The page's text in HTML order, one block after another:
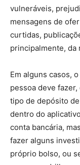
vulneráveis,
mensagens de
curtidas,
principalmente, da
Em alguns casos,
pessoa deve
tipo de depósito
dentro do
conta bancária,
fazer alguns
próprio bolso, ou